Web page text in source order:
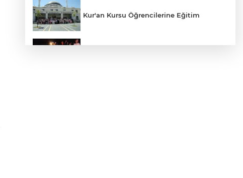
Kur'an Kursu Öğrencilerine Eğitim